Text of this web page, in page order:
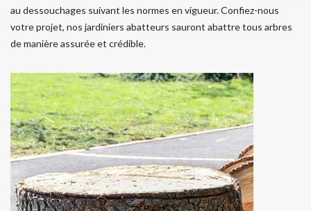
au dessouchages suivant les normes en vigueur. Confiez-nous
votre projet, nos jardiniers abatteurs sauront abattre tous arbres
de manière assurée et crédible.